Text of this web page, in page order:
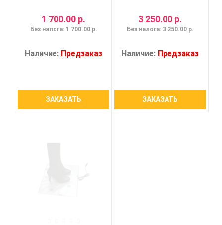
1 700.00 р.
Без налога: 1 700.00 р.
Наличие: Предзаказ
ЗАКАЗАТЬ
3 250.00 р.
Без налога: 3 250.00 р.
Наличие: Предзаказ
ЗАКАЗАТЬ